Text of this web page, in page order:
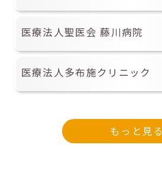
医療法人聖医会 藤川病院
医療法人多布施クリニック
もっと見る